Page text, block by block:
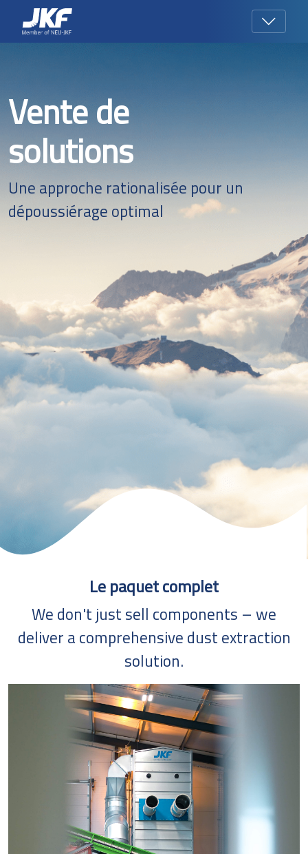
Vente de
solutions
Une approche rationalisée pour un
dépoussiérage optimal
Le paquet complet
We don't just sell components – we
deliver a comprehensive dust extraction
solution.